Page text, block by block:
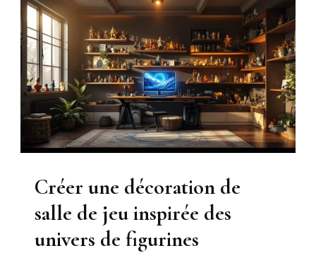
Créer une décoration de
salle de jeu inspirée des
univers de figurines